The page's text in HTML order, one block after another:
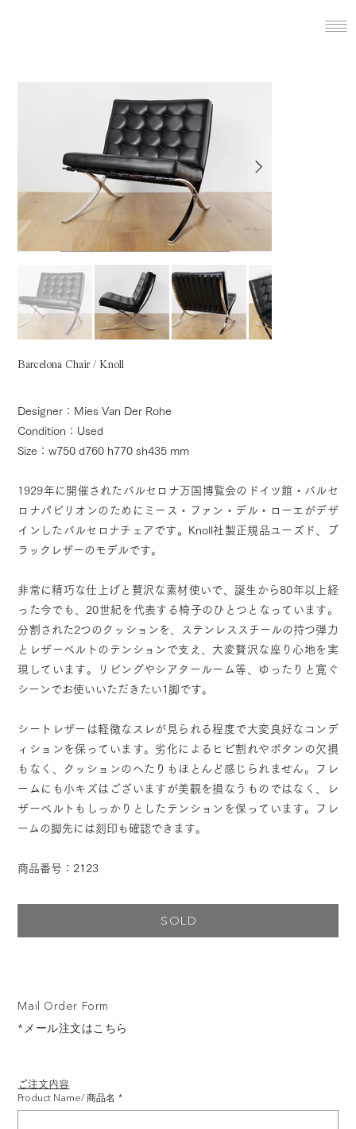
ご注文内容
Product Name/ 商品名 *
Mail Order Form
*メール注文はこちら
Barcelona Chair / Knoll
Designer：Mies Van Der Rohe
Condition：Used
Size：w750 d760 h770 sh435 mm
1929年に開催されたバルセロナ万国博覧会のドイツ館・バルセ
ロナパビリオンのためにミース・ファン・デル・ローエがデザ
インしたバルセロナチェアです。Knoll社製正規品ユーズド、ブ
ラックレザーのモデルです。
非常に精巧な仕上げと贅沢な素材使いで、誕生から80年以上経
った今でも、20世紀を代表する椅子のひとつとなっています。
分割された2つのクッションを、ステンレススチールの持つ弾力
とレザーベルトのテンションで支え、大変贅沢な座り心地を実
現しています。リビングやシアタールーム等、ゆったりと寛ぐ
シーンでお使いいただきたい1脚です。
シートレザーは軽微なスレが見られる程度で大変良好なコンデ
ィションを保っています。劣化によるヒビ割れやボタンの欠損
もなく、クッションのへたりもほとんど感じられません。フレ
ームにも小キズはございますが美観を損なうものではなく、レ
ザーベルトもしっかりとしたテンションを保っています。フレ
ームの脚先には刻印も確認できます。
商品番号：2123
SOLD